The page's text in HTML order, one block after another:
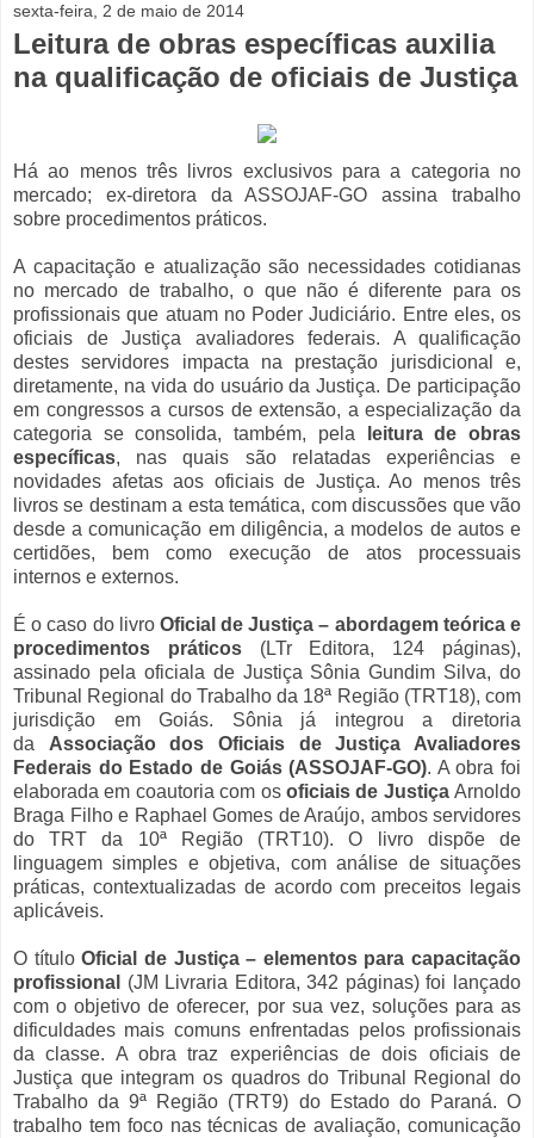
sexta-feira, 2 de maio de 2014
Leitura de obras específicas auxilia
na qualificação de oficiais de Justiça
Há ao menos três livros exclusivos para a categoria no
mercado; ex-diretora da ASSOJAF-GO assina trabalho
sobre procedimentos práticos.
A capacitação e atualização são necessidades cotidianas
no mercado de trabalho, o que não é diferente para os
profissionais que atuam no Poder Judiciário. Entre eles, os
oficiais de Justiça avaliadores federais. A qualificação
destes servidores impacta na prestação jurisdicional e,
diretamente, na vida do usuário da Justiça. De participação
em congressos a cursos de extensão, a especialização da
categoria se consolida, também, pela
leitura de obras
específicas, nas quais são relatadas experiências e
novidades afetas aos oficiais de Justiça. Ao menos três
livros se destinam a esta temática, com discussões que vão
desde a comunicação em diligência, a modelos de autos e
certidões, bem como execução de atos processuais
internos e externos.
É o caso do livro Oficial de Justiça – abordagem teórica e
procedimentos práticos(LTr Editora, 124 páginas),
assinado pela oficiala de Justiça Sônia Gundim Silva, do
Tribunal Regional do Trabalho da 18ª Região (TRT18), com
jurisdição em Goiás. Sônia já integrou a diretoria
da Associação dos Oficiais de Justiça Avaliadores
Federais do Estado de Goiás (ASSOJAF-GO). A obra foi
elaborada em coautoria com os oficiais de JustiçaArnoldo
Braga Filho e Raphael Gomes de Araújo, ambos servidores
do TRT da 10ª Região (TRT10). O livro dispõe de
linguagem simples e objetiva, com análise de situações
práticas, contextualizadas de acordo com preceitos legais
aplicáveis.
O títuloOficial de Justiça – elementos para capacitação
profissional
(JM Livraria Editora, 342 páginas) foi lançado
com o objetivo de oferecer, por sua vez, soluções para as
dificuldades mais comuns enfrentadas pelos profissionais
da classe. A obra traz experiências de dois oficiais de
Justiça que integram os quadros do Tribunal Regional do
Trabalho da 9ª Região (TRT9) do Estado do Paraná. O
trabalho tem foco nas técnicas de avaliação, comunicação